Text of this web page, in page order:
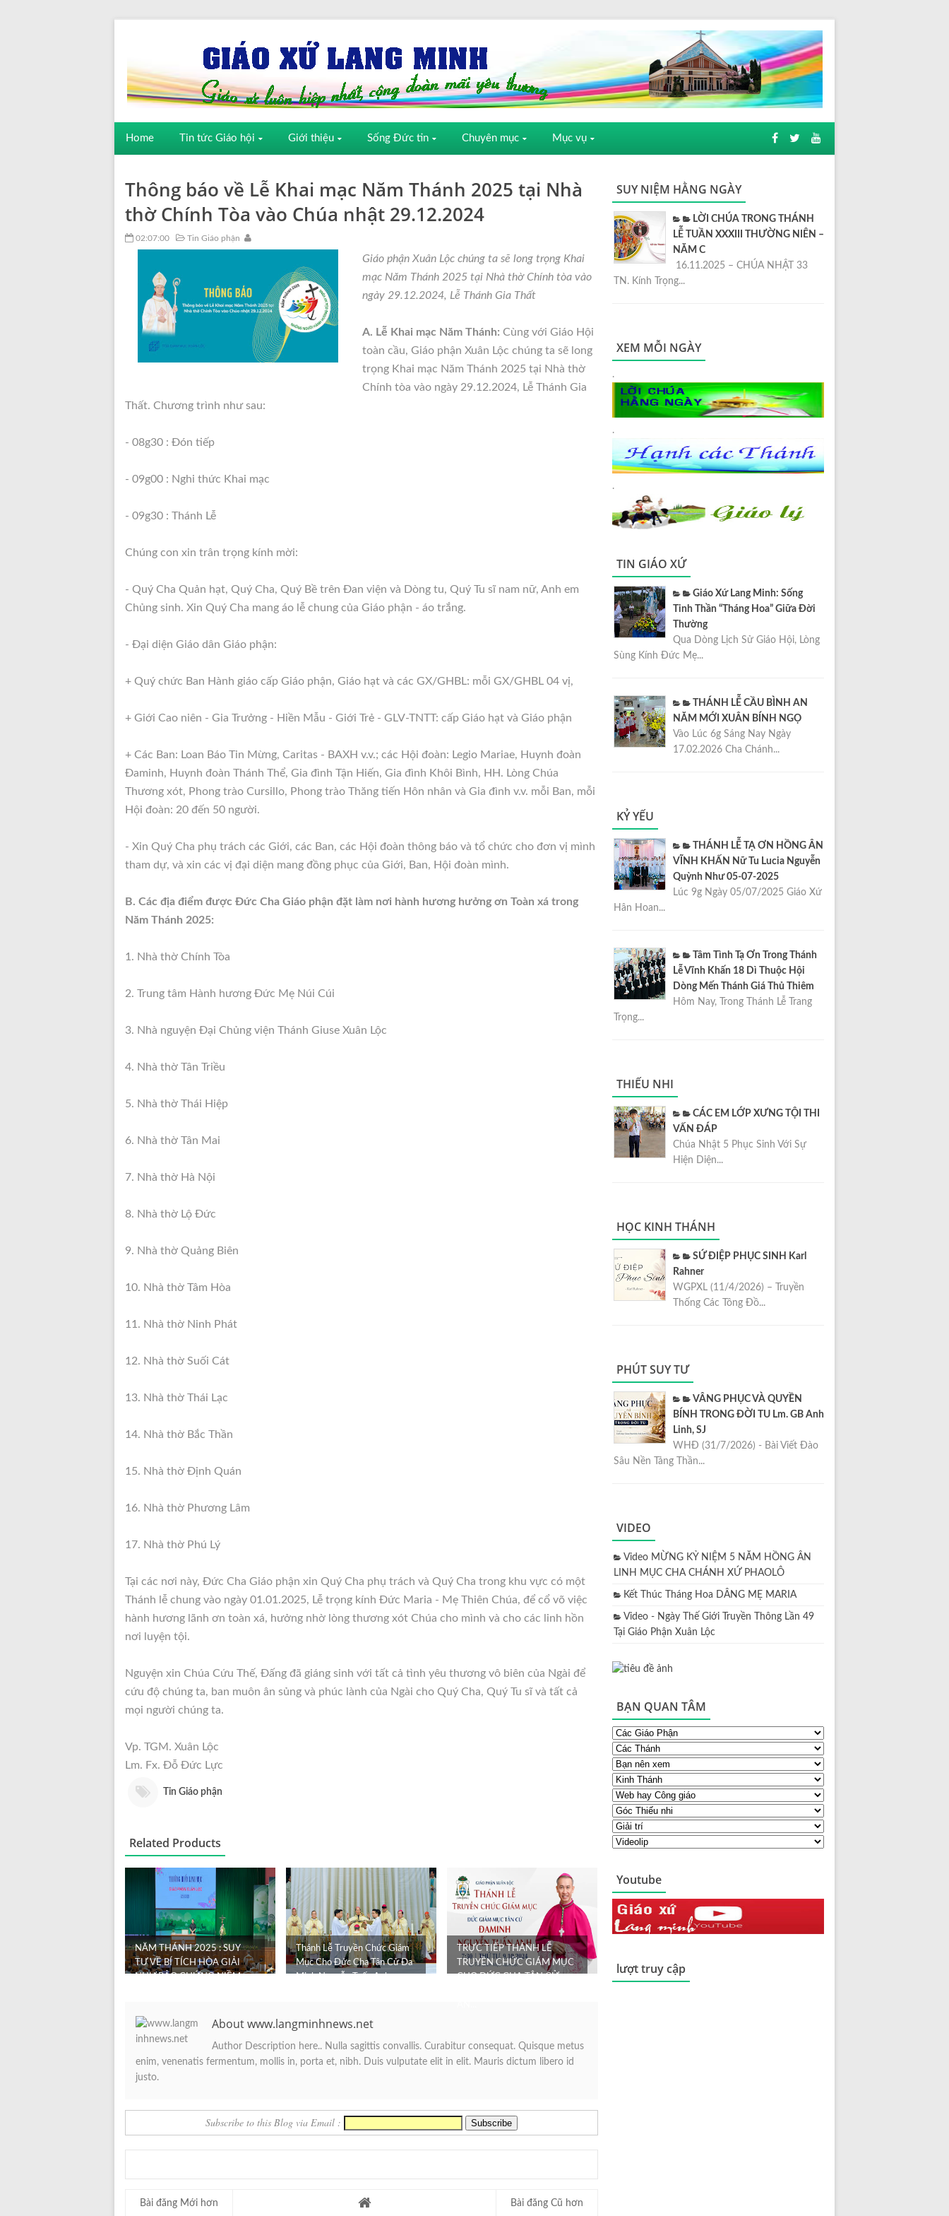
Home Tin tức Giáo hội Giới thiệu Sống Đức tin Chuyên mục Mục vụ
Thông báo về Lễ Khai mạc Năm Thánh 2025 tại Nhà
thờ Chính Tòa vào Chúa nhật 29.12.2024
02:07:00 Tin Giáo phận
Giáo phận Xuân Lộc chúng ta sẽ long trọng Khai
mạc Năm Thánh 2025 tại Nhà thờ Chính tòa vào
ngày 29.12.2024, Lễ Thánh Gia Thất
A. Lễ Khai mạc Năm Thánh: Cùng với Giáo Hội
toàn cầu, Giáo phận Xuân Lộc chúng ta sẽ long
trọng Khai mạc Năm Thánh 2025 tại Nhà thờ
Chính tòa vào ngày 29.12.2024, Lễ Thánh Gia
Thất. Chương trình như sau:
- 08g30 : Đón tiếp
- 09g00 : Nghi thức Khai mạc
- 09g30 : Thánh Lễ
Chúng con xin trân trọng kính mời:
- Quý Cha Quản hạt, Quý Cha, Quý Bề trên Đan viện và Dòng tu, Quý Tu sĩ nam nữ, Anh em
Chủng sinh. Xin Quý Cha mang áo lễ chung của Giáo phận - áo trắng.
- Đại diện Giáo dân Giáo phận:
+ Quý chức Ban Hành giáo cấp Giáo phận, Giáo hạt và các GX/GHBL: mỗi GX/GHBL 04 vị,
+ Giới Cao niên - Gia Trưởng - Hiền Mẫu - Giới Trẻ - GLV-TNTT: cấp Giáo hạt và Giáo phận
+ Các Ban: Loan Báo Tin Mừng, Caritas - BAXH v.v.; các Hội đoàn: Legio Mariae, Huynh đoàn
Đaminh, Huynh đoàn Thánh Thể, Gia đình Tận Hiến, Gia đình Khôi Bình, HH. Lòng Chúa
Thương xót, Phong trào Cursillo, Phong trào Thăng tiến Hôn nhân và Gia đình v.v. mỗi Ban, mỗi
Hội đoàn: 20 đến 50 người.
- Xin Quý Cha phụ trách các Giới, các Ban, các Hội đoàn thông báo và tổ chức cho đơn vị mình
tham dự, và xin các vị đại diện mang đồng phục của Giới, Ban, Hội đoàn mình.
B. Các địa điểm được Đức Cha Giáo phận đặt làm nơi hành hương hưởng ơn Toàn xá trong
Năm Thánh 2025:
1. Nhà thờ Chính Tòa
2. Trung tâm Hành hương Đức Mẹ Núi Cúi
3. Nhà nguyện Đại Chủng viện Thánh Giuse Xuân Lộc
4. Nhà thờ Tân Triều
5. Nhà thờ Thái Hiệp
6. Nhà thờ Tân Mai
7. Nhà thờ Hà Nội
8. Nhà thờ Lộ Đức
9. Nhà thờ Quảng Biên
10. Nhà thờ Tâm Hòa
11. Nhà thờ Ninh Phát
12. Nhà thờ Suối Cát
13. Nhà thờ Thái Lạc
14. Nhà thờ Bắc Thần
15. Nhà thờ Định Quán
16. Nhà thờ Phương Lâm
17. Nhà thờ Phú Lý
Tại các nơi này, Đức Cha Giáo phận xin Quý Cha phụ trách và Quý Cha trong khu vực có một
Thánh lễ chung vào ngày 01.01.2025, Lễ trọng kính Đức Maria - Mẹ Thiên Chúa, để cổ võ việc
hành hương lãnh ơn toàn xá, hưởng nhờ lòng thương xót Chúa cho mình và cho các linh hồn
nơi luyện tội.
Nguyện xin Chúa Cứu Thế, Đấng đã giáng sinh với tất cả tình yêu thương vô biên của Ngài để
cứu độ chúng ta, ban muôn ân sủng và phúc lành của Ngài cho Quý Cha, Quý Tu sĩ và tất cả
mọi người chúng ta.
Vp. TGM. Xuân Lộc
Lm. Fx. Đỗ Đức Lực
Tin Giáo phận
Related Products
NĂM THÁNH 2025 : SUY
TƯ VỀ BÍ TÍCH HÒA GIẢI
NHƯ BẢO CHỨNG NIỀM
Thánh Lễ Truyền Chức Giám
Mục Cho Đức Cha Tân Cử Đa
Minh Nguyễn Tuấn Anh
TRỰC TIẾP THÁNH LỄ
TRUYỀN CHỨC GIÁM MỤC
CHO ĐỨC CHA TÂN CỬ
About www.langminhnews.net
Author Description here.. Nulla sagittis convallis. Curabitur consequat. Quisque metus
enim, venenatis fermentum, mollis in, porta et, nibh. Duis vulputate elit in elit. Mauris dictum libero id
justo.
Subscribe to this Blog via Email :
Bài đăng Mới hơn Bài đăng Cũ hơn
SUY NIỆM HẰNG NGÀY
LỜI CHÚA TRONG THÁNH
LỄ TUẦN XXXIII THƯỜNG NIÊN –
NĂM C
16.11.2025 – CHÚA NHẬT 33
TN. Kính Trọng...
XEM MỖI NGÀY
.
.
.
TIN GIÁO XỨ
Giáo Xứ Lang Minh: Sống
Tinh Thần “Tháng Hoa” Giữa Đời
Thường
Qua Dòng Lịch Sử Giáo Hội, Lòng
Sùng Kính Đức Mẹ...
THÁNH LỄ CẦU BÌNH AN
NĂM MỚI XUÂN BÍNH NGỌ
Vào Lúc 6g Sáng Nay Ngày
17.02.2026 Cha Chánh...
KỶ YẾU
THÁNH LỄ TẠ ƠN HỒNG ÂN
VĨNH KHẤN Nữ Tu Lucia Nguyễn
Quỳnh Như 05-07-2025
Lúc 9g Ngày 05/07/2025 Giáo Xứ
Hân Hoan...
Tâm Tình Tạ Ơn Trong Thánh
Lễ Vĩnh Khấn 18 Dì Thuộc Hội
Dòng Mến Thánh Giá Thủ Thiêm
Hôm Nay, Trong Thánh Lễ Trang
Trọng...
THIẾU NHI
CÁC EM LỚP XƯNG TỘI THI
VẤN ĐÁP
Chúa Nhật 5 Phục Sinh Với Sự
Hiện Diện...
HỌC KINH THÁNH
SỨ ĐIỆP PHỤC SINH Karl
Rahner
WGPXL (11/4/2026) – Truyền
Thống Các Tông Đồ...
PHÚT SUY TƯ
VÂNG PHỤC VÀ QUYỀN
BÍNH TRONG ĐỜI TU Lm. GB Anh
Linh, SJ
WHĐ (31/7/2026) - Bài Viết Đào
Sâu Nền Tảng Thần...
VIDEO
Video MỪNG KỶ NIỆM 5 NĂM HỒNG ÂN
LINH MỤC CHA CHÁNH XỨ PHAOLÔ
Kết Thúc Tháng Hoa DÂNG MẸ MARIA
Video - Ngày Thế Giới Truyền Thông Lần 49
Tại Giáo Phận Xuân Lộc
BẠN QUAN TÂM
Youtube
lượt truy cập